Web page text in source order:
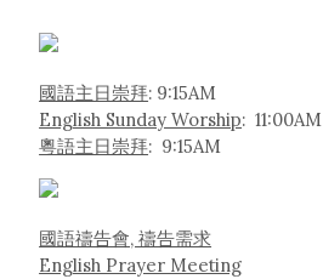
國語主日崇拜: 9:15AM
English Sunday Worship: 11:00AM
粵語主日崇拜: 9:15AM
國語禱告會, 禱告需求
English Prayer Meeting